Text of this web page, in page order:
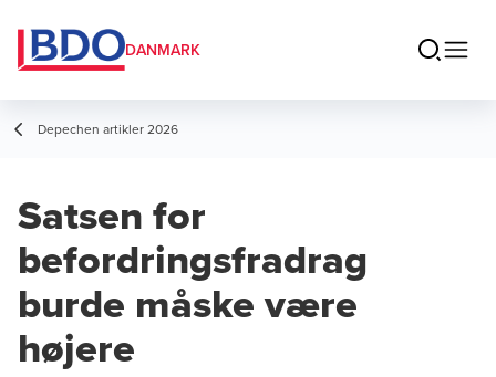
DANMARK
Depechen artikler 2026
Satsen for
befordringsfradrag
burde måske være
højere